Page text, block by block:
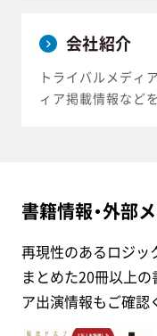
会社紹介
トライバルメディ
ィア掲載情報など
書籍情報・外部
再現性のあるロジッ
まとめた20冊以上
ア出演情報もご確認